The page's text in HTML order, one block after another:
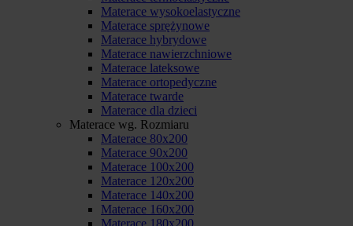
Materace wysokoelastyczne
Materace sprężynowe
Materace hybrydowe
Materace nawierzchniowe
Materace lateksowe
Materace ortopedyczne
Materace twarde
Materace dla dzieci
Materace wg. Rozmiaru
Materace 80x200
Materace 90x200
Materace 100x200
Materace 120x200
Materace 140x200
Materace 160x200
Materace 180x200